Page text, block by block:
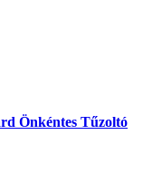
Önkéntes Tűzoltó